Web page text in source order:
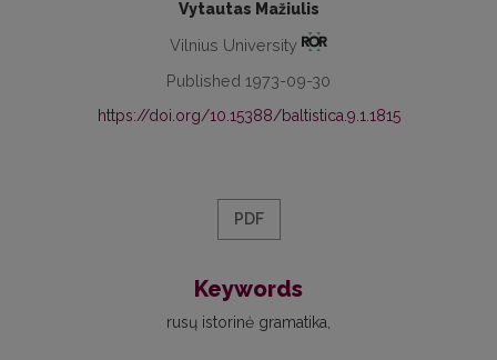
Vytautas Mažiulis
Vilnius University
Published 1973-09-30
https://doi.org/10.15388/baltistica.9.1.1815
PDF
Keywords
rusų istorinė gramatika